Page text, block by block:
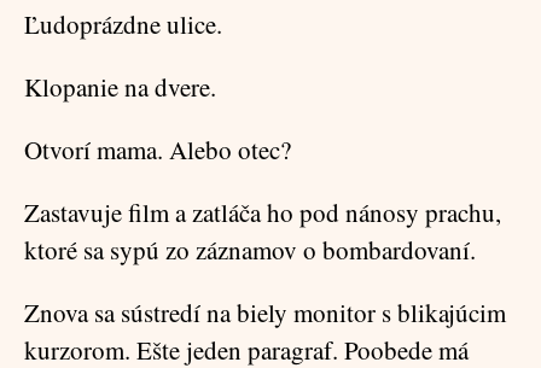
Ľudoprázdne ulice.
Klopanie na dvere.
Otvorí mama. Alebo otec?
Zastavuje film a zatláča ho pod nánosy prachu,
ktoré sa sypú zo záznamov o bombardovaní.
Znova sa sústredí na biely monitor s blikajúcim
kurzorom. Ešte jeden paragraf. Poobede má